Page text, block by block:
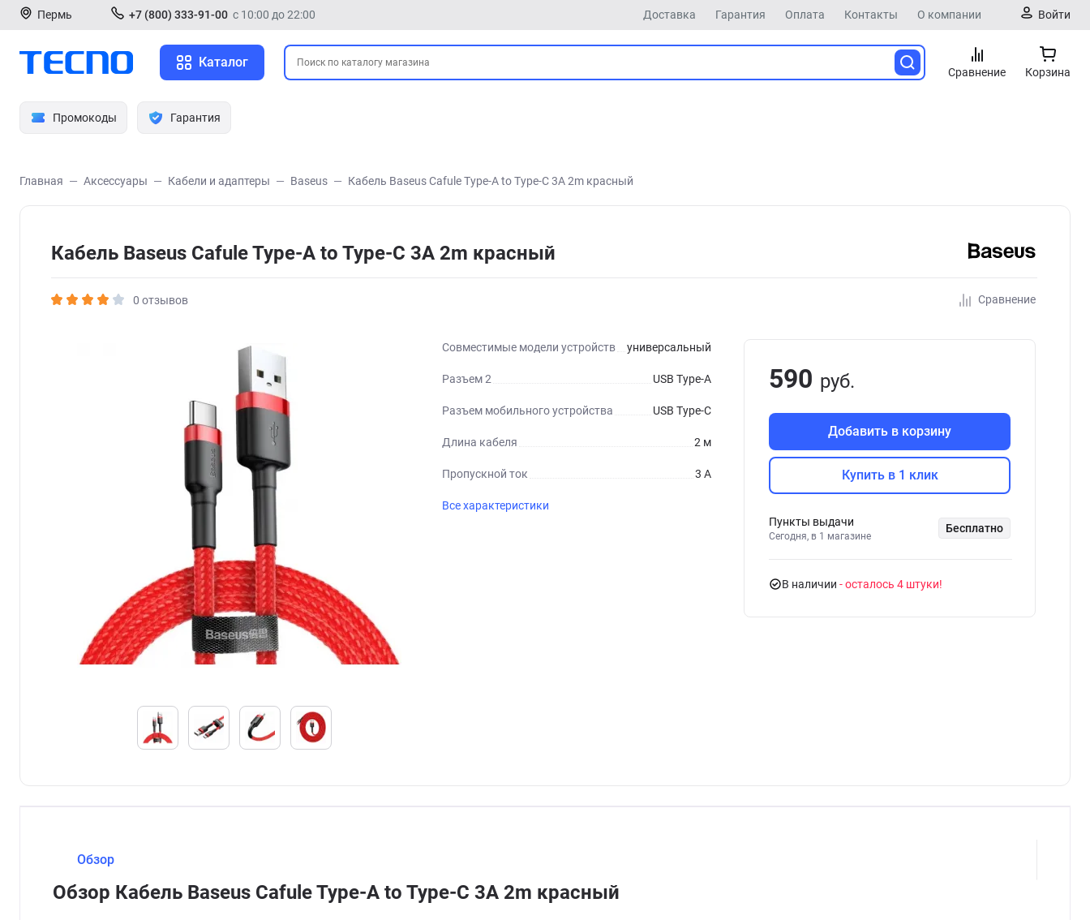
Пермь +7 (800) 333-91-00 с 10:00 до 22:00 Доставка Гарантия Оплата Контакты О компании Войти
Каталог
Сравнение Корзина
Промокоды Гарантия
Главная Аксессуары Кабели и адаптеры Baseus Кабель Baseus Cafule Type-A to Type-C 3A 2m красный
Кабель Baseus Cafule Type-A to Type-C 3A 2m красный
0 отзывов Сравнение
Совместимые модели устройств универсальный
Разъем 2 USB Type-A
Разъем мобильного устройства USB Type-C
Длина кабеля 2 м
Пропускной ток 3 А
Все характеристики
590 руб.
Добавить в корзину
Купить в 1 клик
Пункты выдачи
Сегодня, в 1 магазине
Бесплатно
В наличии - осталось 4 штуки
Обзор
Обзор Кабель Baseus Cafule Type-A to Type-C 3A 2m красный